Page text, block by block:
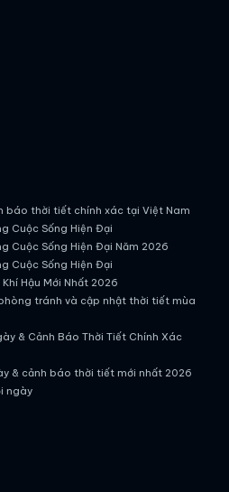
báo thời tiết chính xác tại Việt Nam
Cuộc Sống Hiện Đại
Cuộc Sống Hiện Đại Năm 2026
Cuộc Sống Hiện Đại
Hậu Mới Nhất 2026
tránh và cập nhật thời tiết mùa
& Cảnh Báo Thời Tiết Chính Xác
& cảnh báo thời tiết mới nhất 2026
ngày
tiết hiện đại
& Cảnh Báo Thời Tiết Chính Xác
Cuộc Sống Hiện Đại